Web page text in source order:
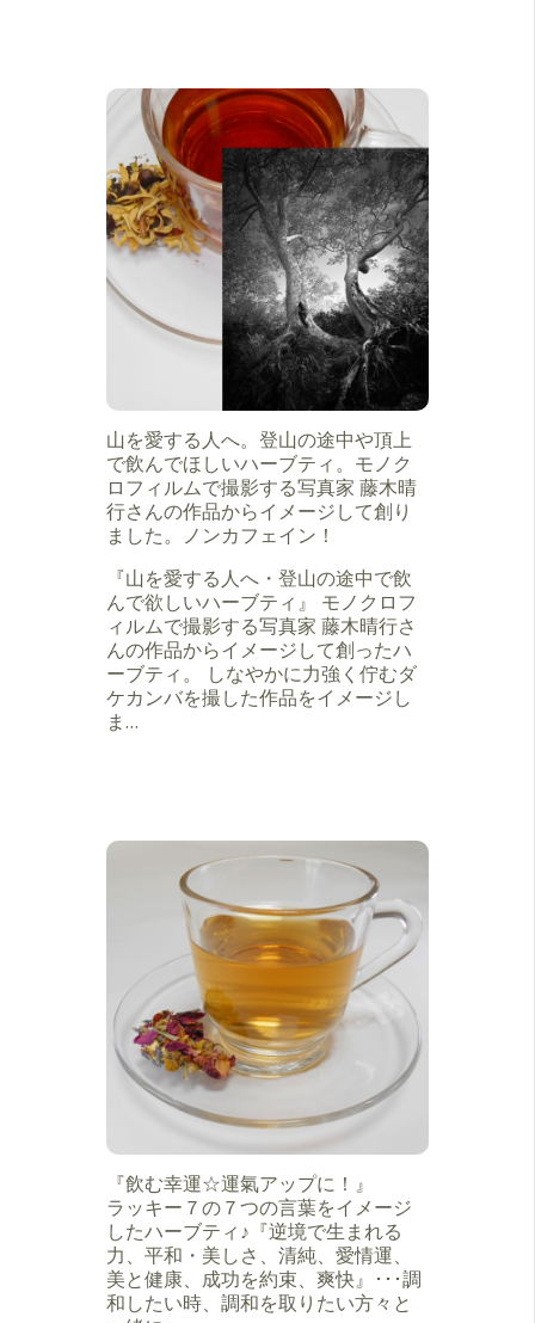
山を愛する人へ。登山の途中や頂上
で飲んでほしいハーブティ。モノク
ロフィルムで撮影する写真家 藤木晴
行さんの作品からイメージして創り
ました。ノンカフェイン！
『山を愛する人へ・登山の途中で飲
んで欲しいハーブティ』 モノクロフ
ィルムで撮影する写真家 藤木晴行さ
んの作品からイメージして創ったハ
ーブティ。 しなやかに力強く佇むダ
ケカンバを撮した作品をイメージし
ま…
『飲む幸運☆運氣アップに！』
ラッキー７の７つの言葉をイメージ
したハーブティ♪『逆境で生まれる
力、平和・美しさ、清純、愛情運、
美と健康、成功を約束、爽快』･･･調
和したい時、調和を取りたい方々と